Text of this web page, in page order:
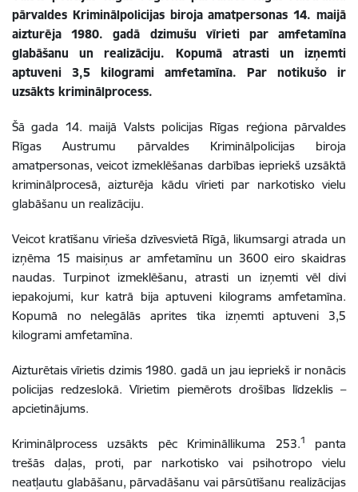
pārvaldes Kriminālpolicijas biroja amatpersonas 14. maijā
aizturēja 1980. gadā dzimušu vīrieti par amfetamīna
glabāšanu un realizāciju. Kopumā atrasti un izņemti
aptuveni 3,5 kilogrami amfetamīna. Par notikušo ir
uzsākts kriminālprocess.
Šā gada 14. maijā Valsts policijas Rīgas reģiona pārvaldes
Rīgas Austrumu pārvaldes Kriminālpolicijas biroja
amatpersonas, veicot izmeklēšanas darbības iepriekš uzsāktā
kriminālprocesā, aizturēja kādu vīrieti par narkotisko vielu
glabāšanu un realizāciju.
Veicot kratīšanu vīrieša dzīvesvietā Rīgā, likumsargi atrada un
izņēma 15 maisiņus ar amfetamīnu un 3600 eiro skaidras
naudas. Turpinot izmeklēšanu, atrasti un izņemti vēl divi
iepakojumi, kur katrā bija aptuveni kilograms amfetamīna.
Kopumā no nelegālās aprites tika izņemti aptuveni 3,5
kilogrami amfetamīna.
Aizturētais vīrietis dzimis 1980. gadā un jau iepriekš ir nonācis
policijas redzeslokā. Vīrietim piemērots drošības līdzeklis –
apcietinājums.
Kriminālprocess uzsākts pēc Krimināllikuma 253.1
panta
trešās daļas, proti, par narkotisko vai psihotropo vielu
neatļautu glabāšanu, pārvadāšanu vai pārsūtīšanu realizācijas